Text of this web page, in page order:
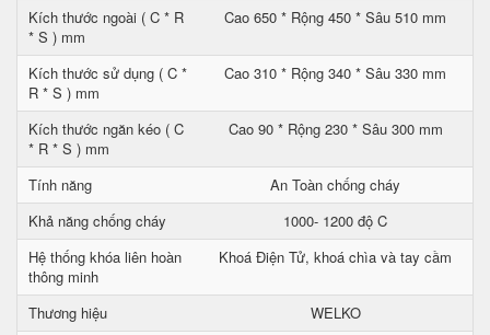
Kích thước ngoài ( C * R
* S ) mm
Cao 650 * Rộng 450 * Sâu 510 mm
Kích thước sử dụng ( C *
R * S ) mm
Cao 310 * Rộng 340 * Sâu 330 mm
Kích thước ngăn kéo ( C
* R * S ) mm
Cao 90 * Rộng 230 * Sâu 300 mm
Tính năng
An Toàn chống cháy
Khả năng chống cháy
1000- 1200 độ C
Hệ thống khóa liên hoàn
thông minh
Khoá Điện Tử, khoá chìa và tay cầm
Thương hiệu WELKO